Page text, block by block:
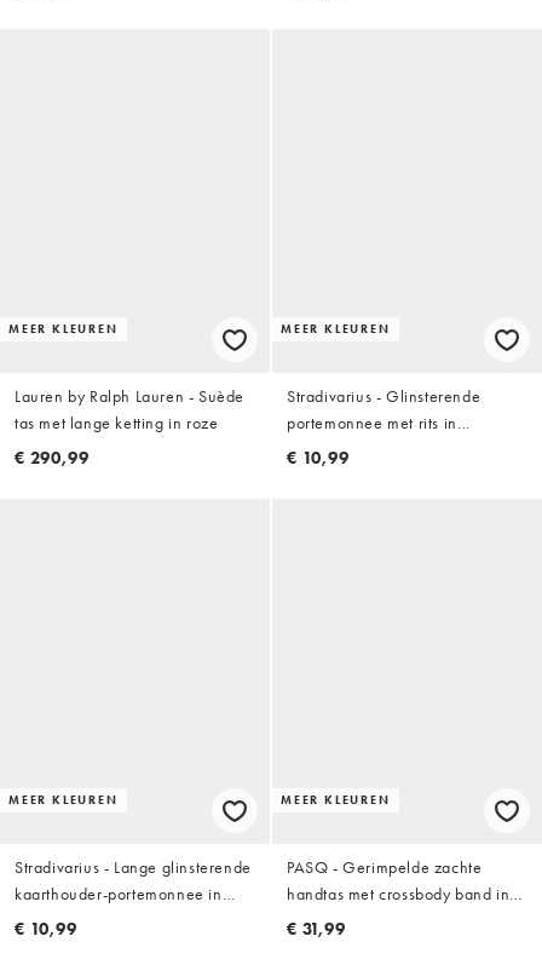
MEER KLEUREN
Lauren by Ralph Lauren - Suède
tas met lange ketting in roze
€ 290,99
MEER KLEUREN
Stradivarius - Glinsterende
portemonnee met rits in
pastelroze
€ 10,99
MEER KLEUREN
Stradivarius - Lange glinsterende
kaarthouder-portemonnee in
pastelroze
€ 10,99
MEER KLEUREN
PASQ - Gerimpelde zachte
handtas met crossbody band in
felroze
€ 31,99